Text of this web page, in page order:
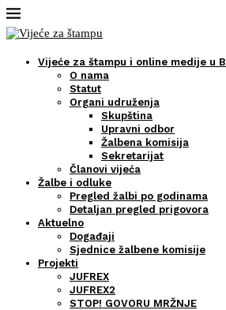
Vijeće za štampu i online medije u
O nama
Statut
Organi udruženja
Skupština
Upravni odbor
Žalbena komisija
Sekretarijat
Članovi vijeća
Žalbe i odluke
Pregled žalbi po godinama
Detaljan pregled prigovora
Aktuelno
Događaji
Sjednice žalbene komisije
Projekti
JUFREX
JUFREX2
STOP! GOVORU MRŽNJE